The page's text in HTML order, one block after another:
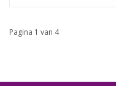
Pagina 1 van 4